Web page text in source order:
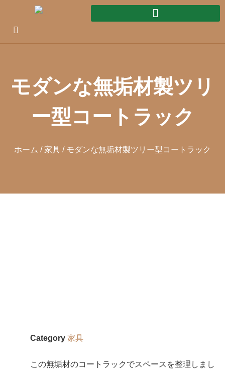
モダンな無垢材製ツリ
ー型コートラック
ホーム / 家具 / モダンな無垢材製ツリー型コートラック
Category 家具
この無垢材のコートラックでスペースを整理しまし